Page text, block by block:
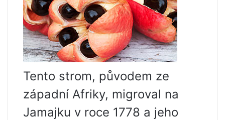
Tento strom, původem ze
západní Afriky, migroval na
Jamajku v roce 1778 a jeho